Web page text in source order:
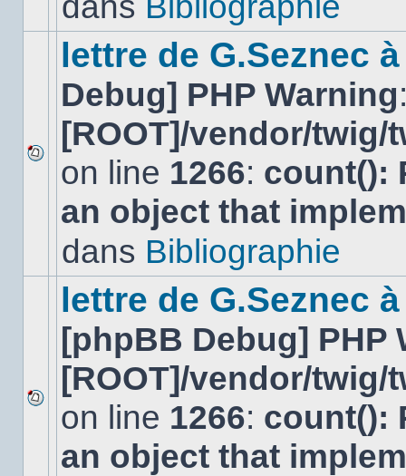
dans
sujet.
Aucun
nouveau
message
non-
dans
sujet.
lettre de G.Seznec
Debug] PHP Warning
[ROOT]/vendor/
on line 1266: count():
an object that
dans Bibliographie
Aucun
nouveau
message
non-
lettre de G.Seznec
[phpBB Debug] PHP
[ROOT]/vendor/
on line 1266: count():
an object that